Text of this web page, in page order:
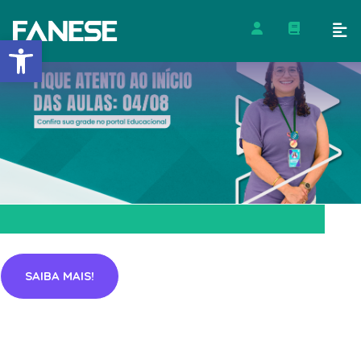
Barra de Ferramentas
SAIBA MAIS!